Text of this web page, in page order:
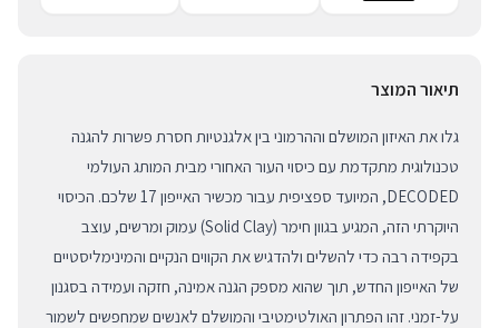
תיאור המוצר
גלו את האיזון המושלם וההרמוני בין אלגנטיות חסרת פשרות להגנה
טכנולוגית מתקדמת עם כיסוי העור האחורי מבית המותג העולמי
DECODED, המיועד ספציפית עבור מכשיר האייפון 17 שלכם. הכיסוי
היוקרתי הזה, המגיע בגוון חימר (Solid Clay) עמוק ומרשים, עוצב
בקפידה רבה כדי להשלים ולהדגיש את הקווים הנקיים והמינימליסטיים
של האייפון החדש, תוך שהוא מספק הגנה אמינה, חזקה ועמידה בסגנון
על-זמני. זהו הפתרון האולטימטיבי והמושלם לאנשים שמחפשים לשמור